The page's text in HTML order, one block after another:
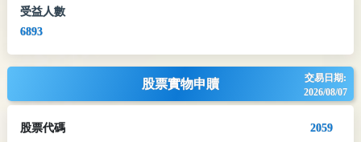
受益人數
6893
股票實物申贖
交易日期:
2026/08/07
股票代碼 2059